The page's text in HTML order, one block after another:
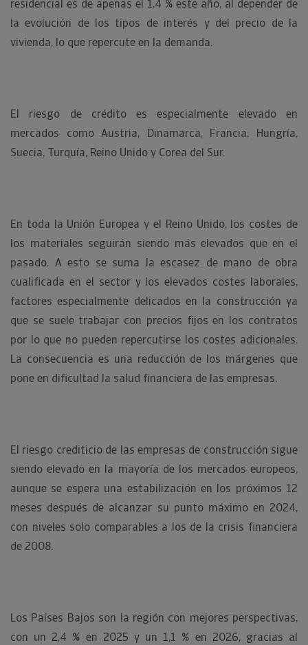
residencial es de apenas el 1,4 % este año, al depender de
la evolución de los tipos de interés y del precio de la
vivienda, lo que repercute en la demanda.
El riesgo de crédito es especialmente elevado en
mercados como Austria, Dinamarca, Francia, Hungría,
Suecia, Turquía, Reino Unido y Corea del Sur.
En toda la Unión Europea y el Reino Unido, los costes de
los materiales seguirán siendo más elevados que en el
pasado. A esto se suma la escasez de mano de obra
cualificada en el sector y los elevados costes laborales,
factores especialmente delicados en la construcción ya
que se suele trabajar con precios fijos en los contratos
por lo que no pueden repercutirse los costes adicionales.
La consecuencia es una reducción de los márgenes que
pone en dificultad la salud financiera de las empresas.
El riesgo crediticio de las empresas de construcción sigue
siendo elevado en la mayoría de los mercados europeos,
aunque se espera una estabilización en los próximos 12
meses después de alcanzar su punto máximo en 2024,
con niveles solo comparables a los de la crisis financiera
de 2008.
Los Países Bajos son la región con mejores perspectivas,
con un 2,4 % en 2025 y un 1,1 % en 2026, gracias al